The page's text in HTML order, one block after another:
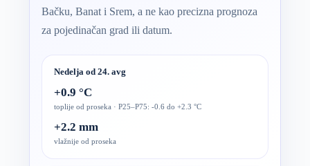
Bačku, Banat i Srem, a ne kao precizna prognoza
za pojedinačan grad ili datum.
Nedelja od 24. avg
+0.9 °C
toplije od proseka · P25–P75: -0.6 do +2.3 °C
+2.2 mm
vlažnije od proseka